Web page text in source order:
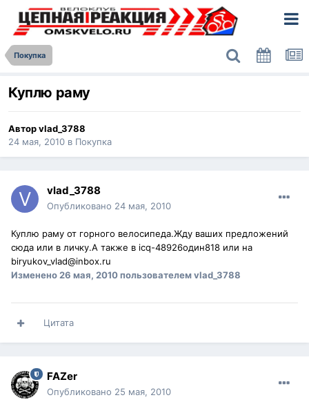
Покупка
Куплю раму
Авторvlad_3788
24 мая, 2010 в Покупка
vlad_3788
Опубликовано 24 мая, 2010
Куплю раму от горного велосипеда.Жду ваших предложений
сюда или в личку.А также в icq-48926один818 или на
biryukov_vlad@inbox.ru
Изменено26 мая, 2010пользователем vlad_3788
Цитата
FAZer
Опубликовано 25 мая, 2010